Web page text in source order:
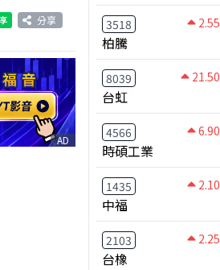
分享
AD
3518 2.55
柏騰
8039 21.50
台虹
4566 6.90
時碩工業
1435 2.10
中福
2103 2.25
台橡